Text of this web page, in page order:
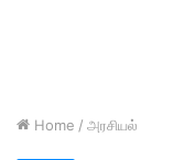
Home / அரசியல்